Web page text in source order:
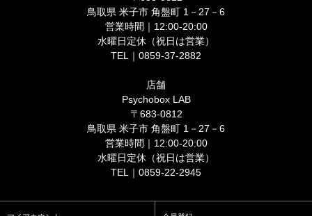
鳥取県 米子市 角盤町 1－27－6
営業時間｜12:00-20:00
水曜日定休（祝日は営業）
TEL｜0859-37-2882
店舗
Psychobox LAB
〒683-0812
鳥取県 米子市 角盤町 1－27－6
営業時間｜12:00-20:00
水曜日定休（祝日は営業）
TEL｜0859-22-2945